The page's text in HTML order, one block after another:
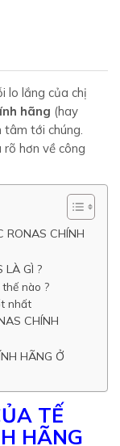
lo lắng của chị
hãng (hay
tâm tới chúng.
hơn về công
RONAS CHÍNH
LÀ GÌ ?
nào ?
nhất
CHÍNH
HÃNG Ở
TẾ
HÃNG